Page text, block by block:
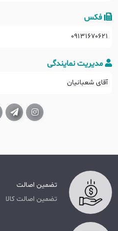
فکس
09131670621
مدیریت نمایندگی
آقای شعبانیان
تضمین اصالت
تضمین اصالت کالا